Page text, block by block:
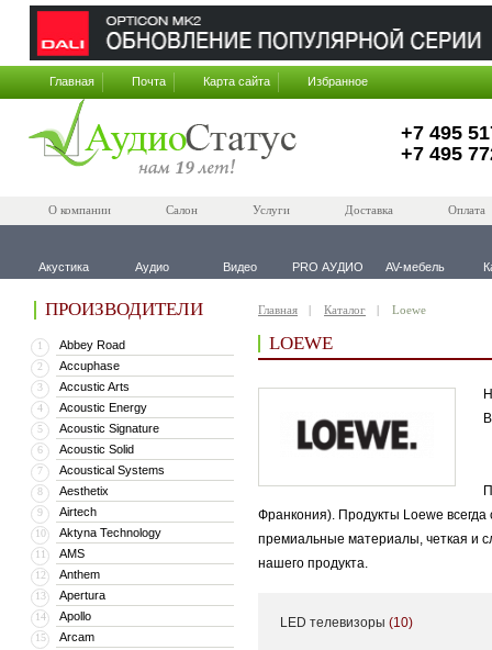
Главная Почта Карта сайта Избранное
+7 495
+7 495
О компании Салон Услуги Доставка Оплата
Акустика Аудио Видео PRO АУДИО AV-мебель
ПРОИЗВОДИТЕЛИ
1 Abbey Road
2 Accuphase
3 Accustic Arts
4 Acoustic Energy
5 Acoustic Signature
6 Acoustic Solid
7 Acoustical Systems
8 Aesthetix
9 Airtech
10 Aktyna Technology
11 AMS
12 Anthem
13 Apertura
14 Apollo
15 Arcam
Главная Каталог Loewe
LOEWE
Франкония). Продукты Loewe
премиальные материалы, четкая и
нашего продукта.
LED телевизоры (10)